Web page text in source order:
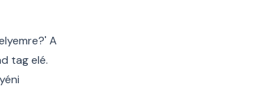
A
tag elé.